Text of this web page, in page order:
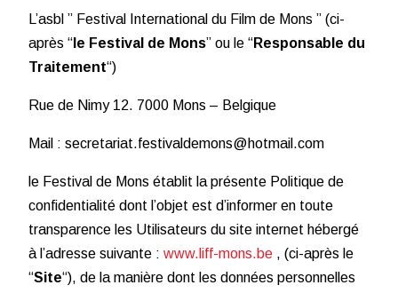
L’asbl ” Festival International du Film de Mons ” (ci-
après “ le Festival de Mons” ou le “Responsable du
Traitement“)
Rue de Nimy 12. 7000 Mons – Belgique
Mail : secretariat.festivaldemons@hotmail.com
le Festival de Mons établit la présente Politique de
confidentialité dont l’objet est d’informer en toute
transparence les Utilisateurs du site internet hébergé
à l’adresse suivante : www.liff-mons.be , (ci-après le
“Site“), de la manière dont les données personnelles